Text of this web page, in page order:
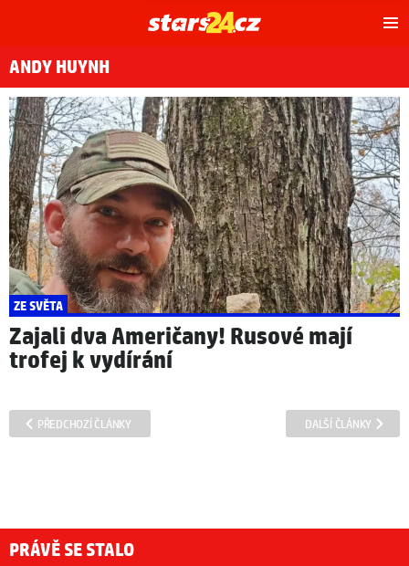
ANDY HUYNH
ZE SVĚTA
Zajali dva Američany! Rusové mají
trofej k vydírání
PŘEDCHOZÍ ČLÁNKY DALŠÍ ČLÁNKY
PRÁVĚ SE STALO